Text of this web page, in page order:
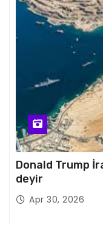
Donald Trump
deyir
Apr 30, 2026